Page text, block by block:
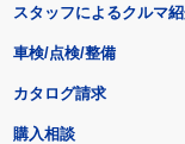
スタッフによるクルマ
車検/点検/整備
カタログ請求
購入相談